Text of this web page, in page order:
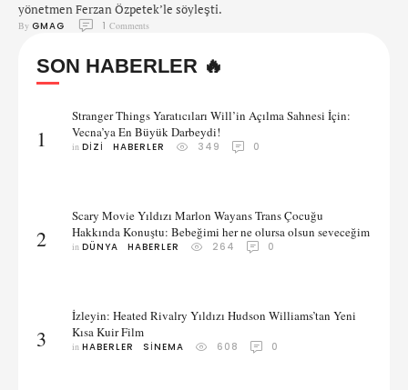
yönetmen Ferzan Özpetek’le söyleşti.
By GMAG 1 Comments
SON HABERLER 🔥
1
Stranger Things Yaratıcıları Will’in Açılma Sahnesi İçin:
Vecna’ya En Büyük Darbeydi!
in DIZI HABERLER 349 0
2
Scary Movie Yıldızı Marlon Wayans Trans Çocuğu
Hakkında Konuştu: Bebeğimi her ne olursa olsun seveceğim
in DÜNYA HABERLER 264 0
3
İzleyin: Heated Rivalry Yıldızı Hudson Williams’tan Yeni
Kısa Kuir Film
in HABERLER SINEMA 608 0